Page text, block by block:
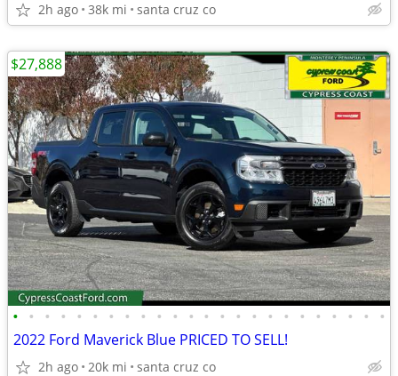
2h ago 38k mi santa cruz co
• • • • • • • • • • • • • • • • • • • • • • • •
2022 Ford Maverick Blue PRICED TO SELL!
2h ago 20k mi santa cruz co
$27,888